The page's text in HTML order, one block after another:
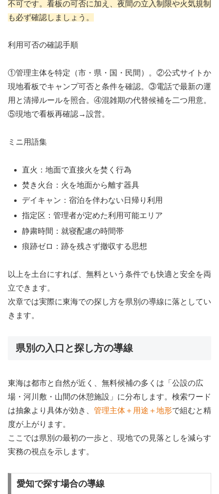
不可です。看板の可否に加え、夜間の立入制限や火気規制
も必ず確認しましょう。
利用可否の確認手順
①管理主体を特定（市・県・国・民間）。②公式サイトか
現地看板でキャンプ可否と条件を確認。③電話で最新の運
用と清掃ルールを照合。④混雑期の代替候補を二つ用意。
⑤現地で看板再確認→設営。
ミニ用語集
直火：地面で直接火を焚く行為
焚き火台：火を地面から離す器具
デイキャン：宿泊を伴わない日帰り利用
指定区：管理者が定めた利用可能エリア
静粛時間：就寝配慮の時間帯
痕跡ゼロ：跡を残さず撤収する思想
以上を土台にすれば、無料という条件でも快適と安全を両
立できます。
次章では実際に東海での探し方を県別の導線に落としてい
きます。
県別の入口と探し方の導線
東海は都市と自然が近く、無料候補の多くは「公設の広
場・河川敷・山間の休憩施設」に分布します。検索ワード
は抽象より具体が効き、 管理主体＋用途＋地形で組むと精
度が上がります。
ここでは県別の最初の一歩と、現地での見落としを減らす
実務の視点を示します。
愛知で探す場合の導線